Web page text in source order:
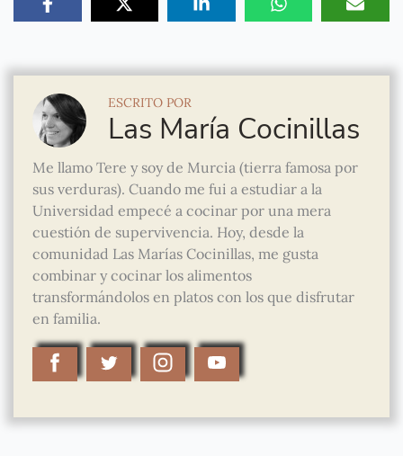
ESCRITO POR
Las María Cocinillas
Me llamo Tere y soy de Murcia (tierra famosa por
sus verduras). Cuando me fui a estudiar a la
Universidad empecé a cocinar por una mera
cuestión de supervivencia. Hoy, desde la
comunidad Las Marías Cocinillas, me gusta
combinar y cocinar los alimentos
transformándolos en platos con los que disfrutar
en familia.